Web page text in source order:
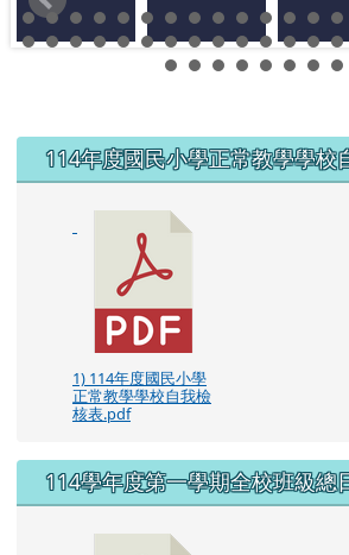
左邊區域內容
114年度國民小學正常教學學校
1) 114年度國民小學
正常教學學校自我檢
核表.pdf
114學年度第一學期全校班級總